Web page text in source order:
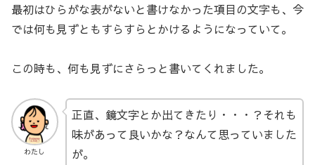
最初はひらがな表がないと書けなかった項目の文字も、今
では何も見ずともすらすらとかけるようになっていて。
この時も、何も見ずにさらっと書いてくれました。
わたし
正直、鏡文字とか出てきたり・・・？それも
味があって良いかな？なんて思っていました
が。